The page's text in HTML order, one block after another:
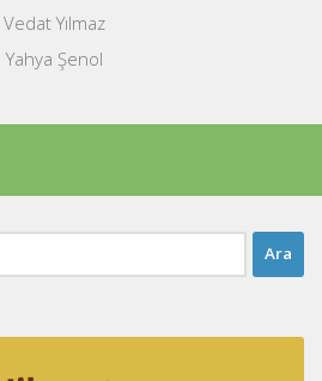
Vedat Yılmaz
Yahya Şenol